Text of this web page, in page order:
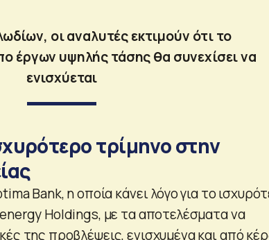
οι αναλυτές εκτιμούν ότι το
έργων υψηλής τάσης θα συνεχίσει να
ενισχύεται
τρίμηνο στην
Bank, η οποία κάνει λόγο για το
Holdings, με τα αποτελέσματα να
της προβλέψεις, ενισχυμένα και από